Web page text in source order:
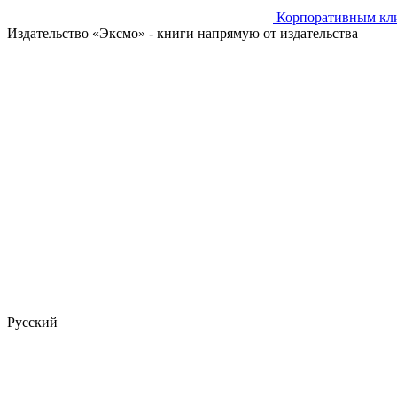
Корпоративным
Издательство «Эксмо» - книги напрямую от издательства
Русский